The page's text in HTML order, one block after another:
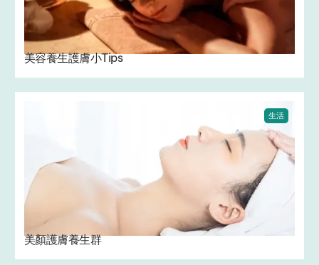
美容養生護膚小Tips
生活
美顏護膚養生群